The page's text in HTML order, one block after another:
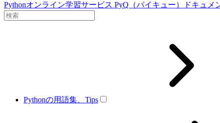
Pythonオンライン学習サービス PyQ（パイキュー）ドキュメ
Pythonの用語集、Tips